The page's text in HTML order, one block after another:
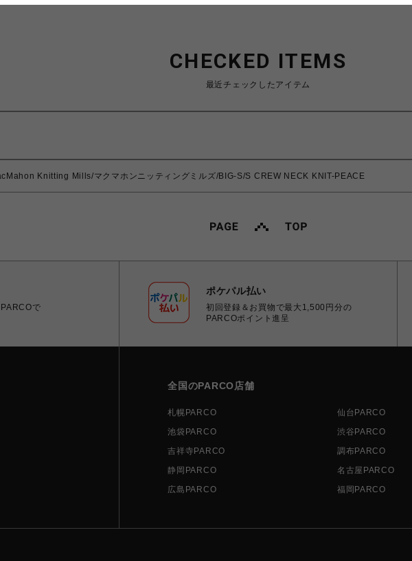
CHECKED ITEMS
最近チェックしたアイテム
Knitting Mills/マクマホンニッティングミルズ/BIG-S/S CREW NECK KNIT-PEACE
で
ポケパル払い
初回登録＆お買物で最大1,500円分の
PARCOポイント進呈
全国のPARCO店舗
札幌PARCO 仙台PARCO
池袋PARCO
渋谷PARCO
吉祥寺PARCO
調布PARCO
静岡PARCO
名古屋PARCO
広島PARCO
福岡PARCO